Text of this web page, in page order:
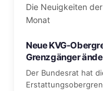
Die Neuigkeiten
Monat
Neue KVG-
Grenzgänger
Der Bundesrat hat